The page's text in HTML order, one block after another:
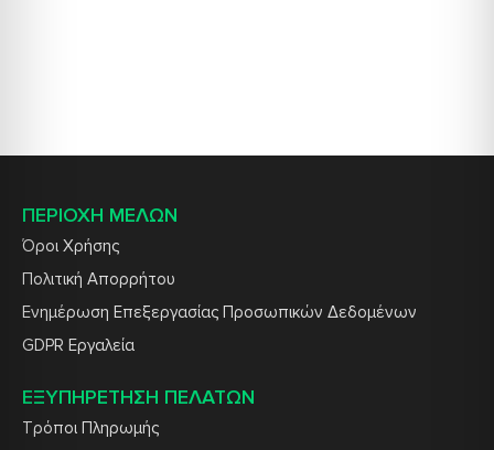
ΠΕΡΙΟΧΗ ΜΕΛΩΝ
Όροι Χρήσης
Πολιτική Απορρήτου
Ενημέρωση Επεξεργασίας Προσωπικών Δεδομένων
GDPR Εργαλεία
ΕΞΥΠΗΡΕΤΗΣΗ ΠΕΛΑΤΩΝ
Τρόποι Πληρωμής